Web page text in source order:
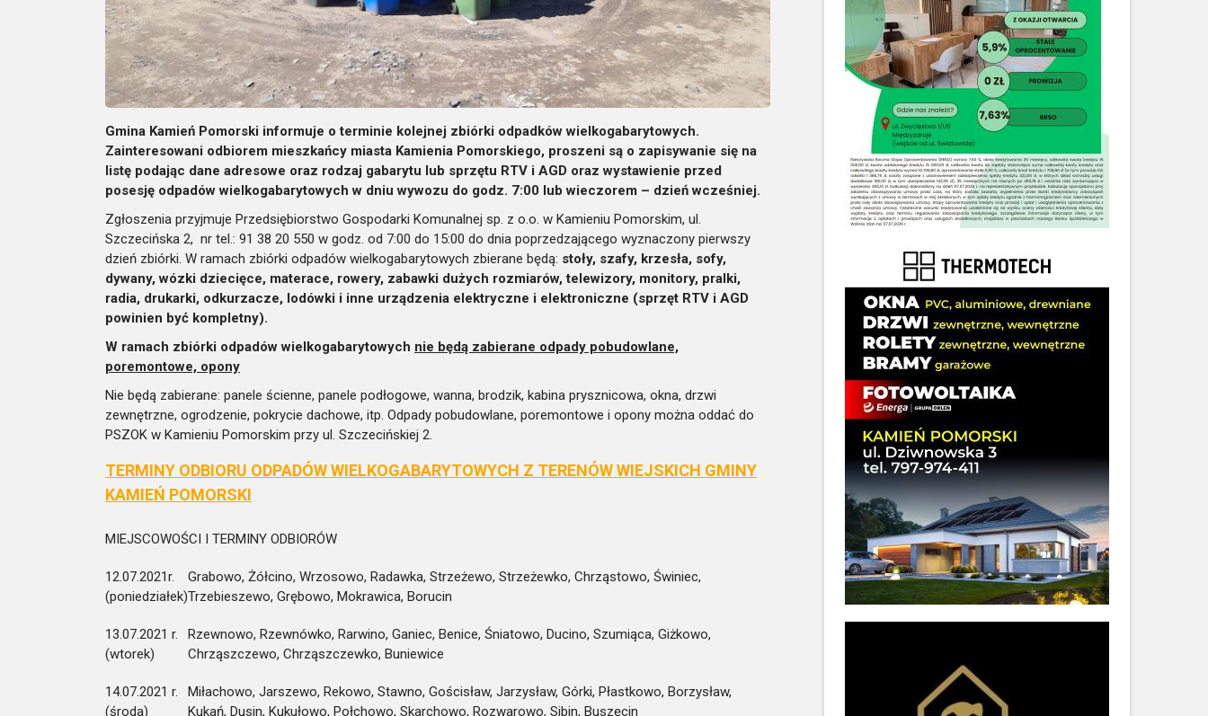
Gmina Kamień Pomorski informuje o terminie kolejnej zbiórki odpadków wielkogabarytowych.
Zainteresowani odbiorem mieszkańcy miasta Kamienia Pomorskiego, proszeni są o zapisywanie się na
listę podając dane adresowe oraz rodzaj gabarytu lub sprzętu RTV i AGD oraz wystawienie przed
posesję odpadów wielkogabarytowych w dniu wywozu do godz. 7:00 lub wieczorem – dzień wcześniej.
Zgłoszenia przyjmuje Przedsiębiorstwo Gospodarki Komunalnej sp. z o.o. w Kamieniu Pomorskim, ul.
Szczecińska 2, nr tel.: 91 38 20 550 w godz. od 7:00 do 15:00 do dnia poprzedzającego wyznaczony pierwszy
dzień zbiórki. W ramach zbiórki odpadów wielkogabarytowych zbierane będą: stoły, szafy, krzesła, sofy,
dywany, wózki dziecięce, materace, rowery, zabawki dużych rozmiarów, telewizory, monitory, pralki,
radia, drukarki, odkurzacze, lodówki i inne urządzenia elektryczne i elektroniczne (sprzęt RTV i AGD
powinien być kompletny).
W ramach zbiórki odpadów wielkogabarytowych nie będą zabierane odpady pobudowlane,
poremontowe, opony
Nie będą zabierane: panele ścienne, panele podłogowe, wanna, brodzik, kabina prysznicowa, okna, drzwi
zewnętrzne, ogrodzenie, pokrycie dachowe, itp. Odpady pobudowlane, poremontowe i opony można oddać do
PSZOK w Kamieniu Pomorskim przy ul. Szczecińskiej 2.
TERMINY ODBIORU ODPADÓW WIELKOGABARYTOWYCH Z TERENÓW WIEJSKICH GMINY
KAMIEŃ POMORSKI
MIEJSCOWOŚCI I TERMINY ODBIORÓW
12.07.2021r.
(poniedziałek)
Grabowo, Żółcino, Wrzosowo, Radawka, Strzeżewo, Strzeżewko, Chrząstowo, Świniec,
Trzebieszewo, Grębowo, Mokrawica, Borucin
13.07.2021 r.
(wtorek)
Rzewnowo, Rzewnówko, Rarwino, Ganiec, Benice, Śniatowo, Ducino, Szumiąca, Giżkowo,
Chrząszczewo, Chrząszczewko, Buniewice
14.07.2021 r.
(środa)
Miłachowo, Jarszewo, Rekowo, Stawno, Gościsław, Jarzysław, Górki, Płastkowo, Borzysław,
Kukań, Dusin, Kukułowo, Połchowo, Skarchowo, Rozwarowo, Sibin, Buszęcin